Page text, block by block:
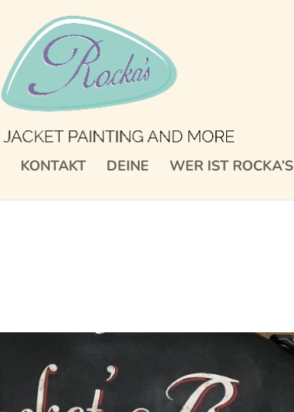
KONTAKT DEINE WER IST ROCKA’S